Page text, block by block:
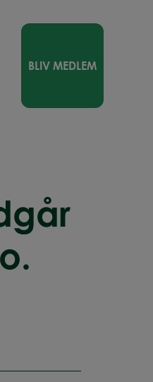
BLIV MEDLEM